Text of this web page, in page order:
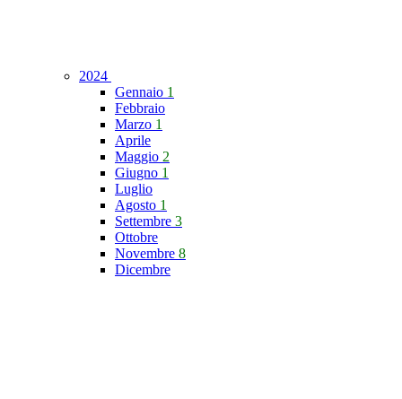
2024
Gennaio 1
Febbraio
Marzo 1
Aprile
Maggio 2
Giugno 1
Luglio
Agosto 1
Settembre 3
Ottobre
Novembre 8
Dicembre